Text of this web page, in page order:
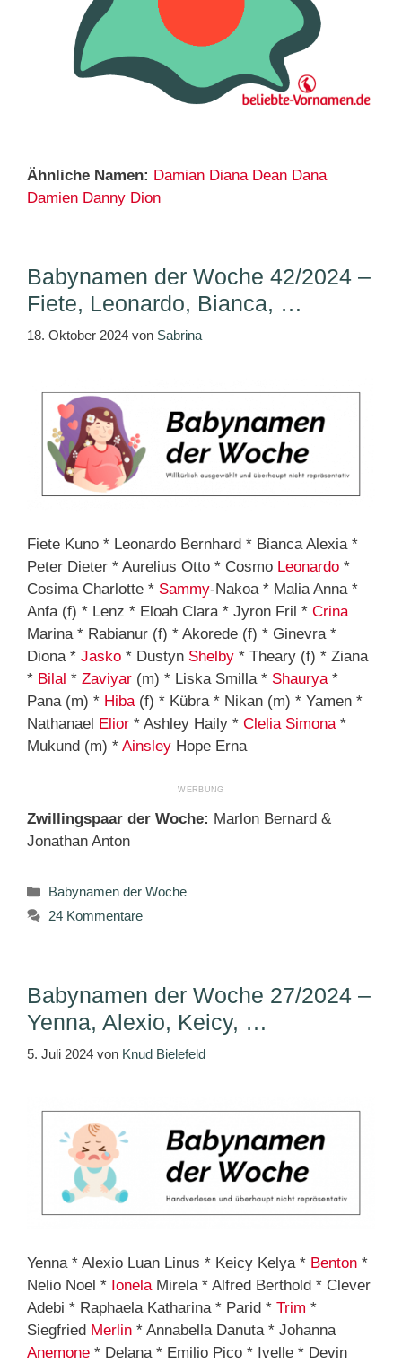
Ähnliche Namen: Damian Diana Dean Dana
Damien Danny Dion
Babynamen der Woche 42/2024 –
Fiete, Leonardo, Bianca, …
18. Oktober 2024 von Sabrina
Fiete Kuno * Leonardo Bernhard * Bianca Alexia *
Peter Dieter * Aurelius Otto * Cosmo Leonardo *
Cosima Charlotte * Sammy-Nakoa * Malia Anna *
Anfa (f) * Lenz * Eloah Clara * Jyron Fril * Crina
Marina * Rabianur (f) * Akorede (f) * Ginevra *
Diona * Jasko * Dustyn Shelby * Theary (f) * Ziana
* Bilal * Zaviyar (m) * Liska Smilla * Shaurya*
Pana (m) * Hiba(f) * Kübra * Nikan (m) * Yamen *
Nathanael
Elior * Ashley Haily * Clelia Simona*
Mukund (m) * Ainsley Hope Erna
Zwillingspaar der Woche: Marlon Bernard &
Jonathan Anton
Kategorien
Babynamen der Woche
24 Kommentare
Babynamen der Woche 27/2024 –
Yenna, Alexio, Keicy, …
5. Juli 2024 von Knud Bielefeld
Yenna * Alexio Luan Linus * Keicy Kelya * Benton *
Nelio Noel * IonelaMirela * Alfred Berthold * Clever
Adebi * Raphaela Katharina * Parid * Trim *
Siegfried Merlin * Annabella Danuta * Johanna
Anemone * Delana * Emilio Pico * Ivelle * Devin